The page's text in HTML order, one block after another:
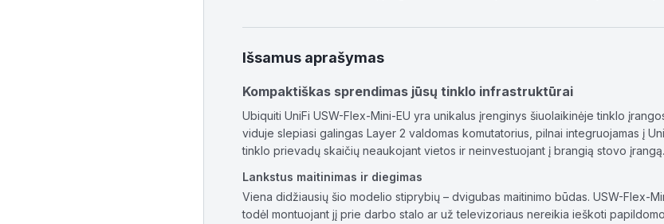
Išsamus aprašymas
Kompaktiškas sprendimas jūsų tinklo infrastruktūrai
Ubiquiti UniFi USW-Flex-Mini-EU yra unikalus įrenginys šiuolaikinėje tinklo
viduje slepiasi galingas Layer 2 valdomas komutatorius, pilnai integruojamas į
tinklo prievadų skaičių neaukojant vietos ir neinvestuojant į brangią stovo įrangą.
Lankstus maitinimas ir diegimas
Viena didžiausių šio modelio stiprybių – dvigubas maitinimo būdas. USW-Flex-
todėl montuojant jį prie darbo stalo ar už televizoriaus nereikia ieškoti